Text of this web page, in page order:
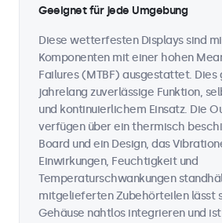
Geeignet für jede Umgebung
Diese wetterfesten Displays sind
Komponenten mit einer hohen
Failures (MTBF) ausgestattet.
jahrelang zuverlässige Funktion,
und kontinuierlichem Einsatz. Die
verfügen über ein thermisch
Board und ein Design, das
Einwirkungen, Feuchtigkeit und
Temperaturschwankungen
mitgelieferten Zubehörteilen lässt
Gehäuse nahtlos integrieren und